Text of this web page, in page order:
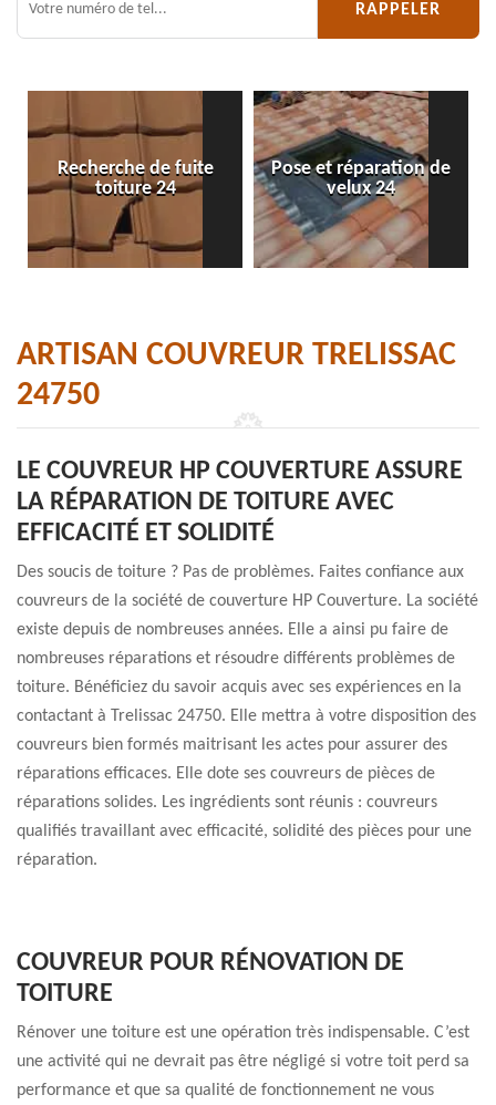
Recherche de fuite
toiture 24
Pose et réparation de
velux 24
ARTISAN COUVREUR TRELISSAC
24750
LE COUVREUR HP COUVERTURE ASSURE
LA RÉPARATION DE TOITURE AVEC
EFFICACITÉ ET SOLIDITÉ
Des soucis de toiture ? Pas de problèmes. Faites confiance aux
couvreurs de la société de couverture HP Couverture. La société
existe depuis de nombreuses années. Elle a ainsi pu faire de
nombreuses réparations et résoudre différents problèmes de
toiture. Bénéficiez du savoir acquis avec ses expériences en la
contactant à Trelissac 24750. Elle mettra à votre disposition des
couvreurs bien formés maitrisant les actes pour assurer des
réparations efficaces. Elle dote ses couvreurs de pièces de
réparations solides. Les ingrédients sont réunis : couvreurs
qualifiés travaillant avec efficacité, solidité des pièces pour une
réparation.
COUVREUR POUR RÉNOVATION DE
TOITURE
Rénover une toiture est une opération très indispensable. C’est
une activité qui ne devrait pas être négligé si votre toit perd sa
performance et que sa qualité de fonctionnement ne vous